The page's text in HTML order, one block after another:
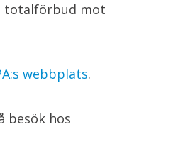
totalförbud mot
webbplats.
besök hos